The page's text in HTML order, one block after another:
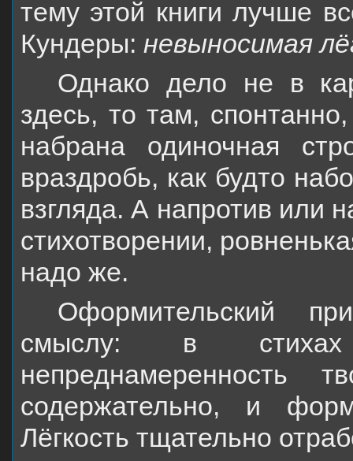
тему этой книги лучше
Кундеры: невыносимая
Однако дело не в
здесь, то там,
набрана одиночная
враздробь, как будто
взгляда. А напротив или
стихотворении,
надо же.
Оформительский
смыслу: в стихах
непреднамеренность
содержательно, и
Лёгкость тщательно